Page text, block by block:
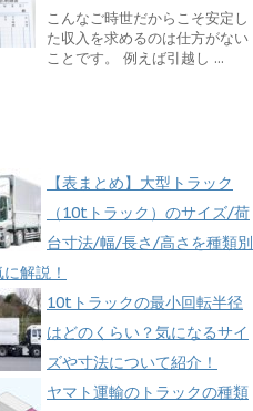
こんなご時世だからこそ安定し
た収入を求めるのは仕方がない
ことです。 例えば引越し ...
【表まとめ】大型トラック
（10tトラック）のサイズ/荷
台寸法/幅/長さ/高さを種類別
解説！
10tトラックの最小回転半径
はどのくらい？気になるサイ
ズや寸法について紹介！
ヤマト運輸のトラックの種類